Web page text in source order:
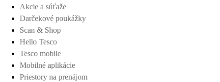
Akcie a súťaže
Darčekové poukážky
Scan & Shop
Hello Tesco
Tesco mobile
Mobilné aplikácie
Priestory na prenájom